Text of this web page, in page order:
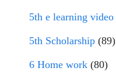
5th e learning video
5th Scholarship (89)
6 Home work (80)